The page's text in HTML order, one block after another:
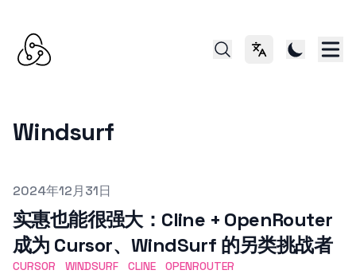
切换语言
Windsurf
Published on
2024年12月31日
实惠也能很强大：Cline + OpenRouter
成为 Cursor、WindSurf 的另类挑战者
CURSOR WINDSURF CLINE OPENROUTER